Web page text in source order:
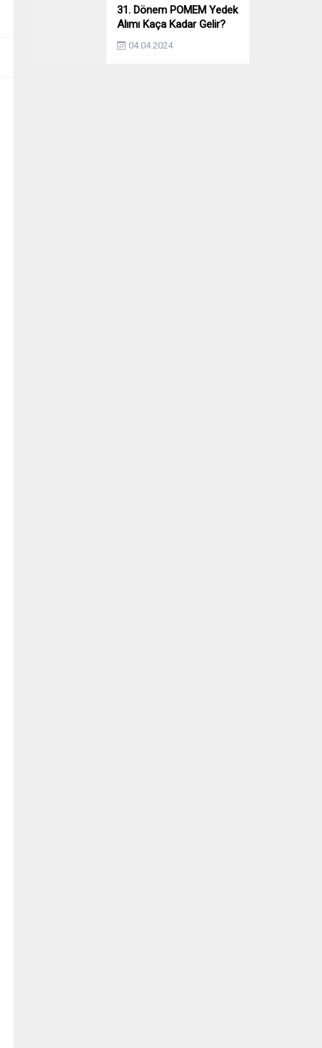
31. Dönem POMEM Yedek
Alımı Kaça Kadar Gelir?
Yıllara Göre Yedek Alımı
04.04.2024